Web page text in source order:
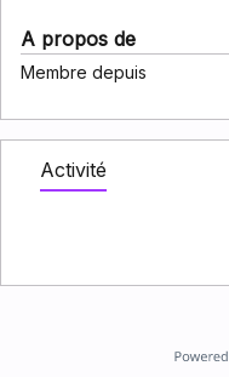
A propos de
Membre depuis
Activité